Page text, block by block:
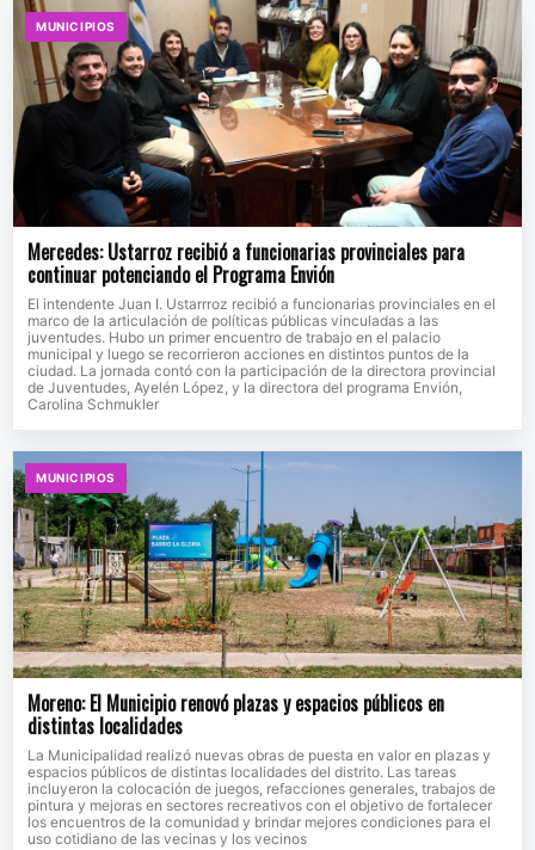
MUNICIPIOS
Mercedes: Ustarroz recibió a funcionarias provinciales para
continuar potenciando el Programa Envión
El intendente Juan I. Ustarrroz recibió a funcionarias provinciales en el
marco de la articulación de políticas públicas vinculadas a las
juventudes. Hubo un primer encuentro de trabajo en el palacio
municipal y luego se recorrieron acciones en distintos puntos de la
ciudad. La jornada contó con la participación de la directora provincial
de Juventudes, Ayelén López, y la directora del programa Envión,
Carolina Schmukler
MUNICIPIOS
Moreno: El Municipio renovó plazas y espacios públicos en
distintas localidades
La Municipalidad realizó nuevas obras de puesta en valor en plazas y
espacios públicos de distintas localidades del distrito. Las tareas
incluyeron la colocación de juegos, refacciones generales, trabajos de
pintura y mejoras en sectores recreativos con el objetivo de fortalecer
los encuentros de la comunidad y brindar mejores condiciones para el
uso cotidiano de las vecinas y los vecinos